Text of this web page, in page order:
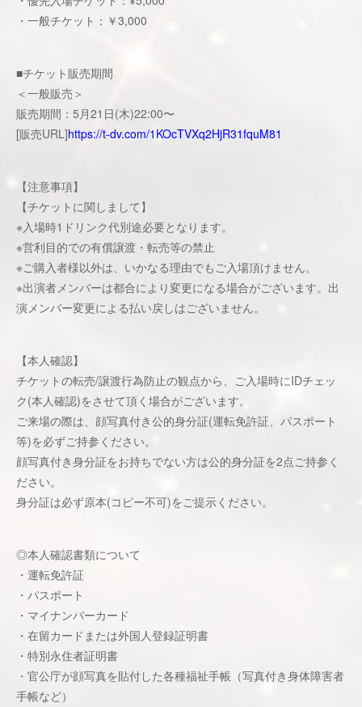
・一般チケット：￥3,000
■チケット販売期間
＜一般販売＞
販売期間：5月21日(木)22:00〜
[販売URL]https://t-dv.com/1KOcTVXq2HjR31fquM81
【注意事項】
【チケットに関しまして】
※入場時1ドリンク代別途必要となります。
※営利目的での有償譲渡・転売等の禁止
※ご購入者様以外は、いかなる理由でもご入場頂けません。
※出演者メンバーは都合により変更になる場合がございます。出
演メンバー変更による払い戻しはございません。
【本人確認】
チケットの転売/譲渡行為防止の観点から、ご入場時にIDチェッ
ク(本人確認)をさせて頂く場合がございます。
ご来場の際は、顔写真付き公的身分証(運転免許証、パスポート
等)を必ずご持参ください。
顔写真付き身分証をお持ちでない方は公的身分証を2点ご持参く
ださい。
身分証は必ず原本(コピー不可)をご提示ください。
◎本人確認書類について
・運転免許証
・パスポート
・マイナンバーカード
・在留カードまたは外国人登録証明書
・特別永住者証明書
・官公庁が顔写真を貼付した各種福祉手帳（写真付き身体障害者
手帳など）